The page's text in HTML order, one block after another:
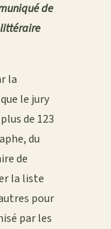
de
littéraire
la
le jury
de 123
du
de
la liste
pour
par les